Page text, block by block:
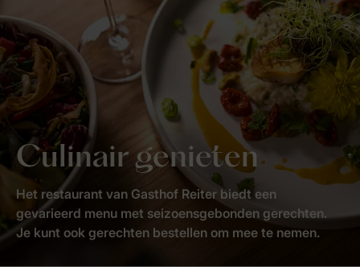
Culinair genieten
Het restaurant van Gasthof Reiter biedt een
gevarieerd menu met seizoensgebonden gerechten.
Je kunt ook gerechten bestellen om mee te nemen.